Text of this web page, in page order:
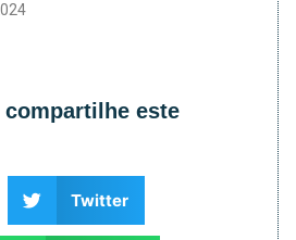
este
Twitter